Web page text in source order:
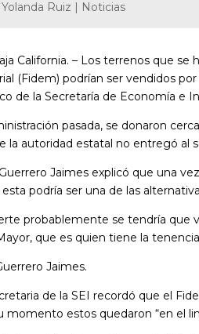
Ruiz | Noticias
California. – Los terrenos que
(Fidem) podrían ser vendidos
de la Secretaría de Economía e
pasada, se donaron
la autoridad estatal no entregó al
Jaimes explicó que una
podría ser una de las
probablemente se tendría que
que es quien tiene la
Jaimes.
de la SEI recordó que el
momento estos quedaron “en el